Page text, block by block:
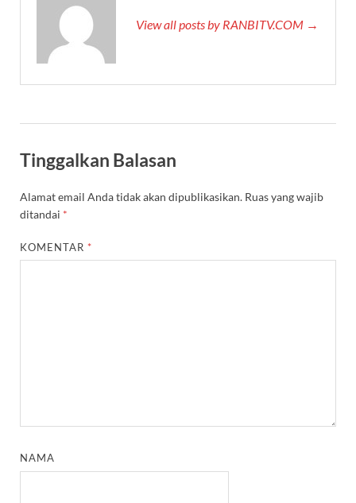
View all posts by RANBITV.COM →
Tinggalkan Balasan
Alamat email Anda tidak akan dipublikasikan. Ruas yang wajib
ditandai *
KOMENTAR *
NAMA